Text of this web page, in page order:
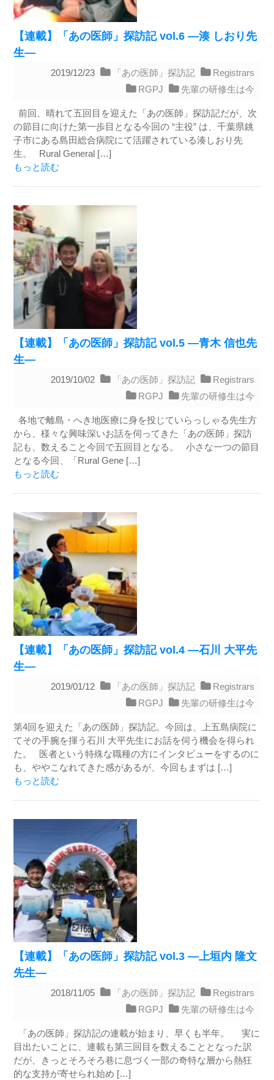
【連載】「あの医師」探訪記 vol.6 ―湊 しおり先
生―
2019/12/23 「あの医師」探訪記
Registrars
RGPJ
先輩の研修生は今
前回、晴れて五回目を迎えた「あの医師」探訪記だが、次
の節目に向けた第一歩目となる今回の “主役” は、千葉県銚
子市にある島田総合病院にて活躍されている湊しおり先
生。 Rural General […]
もっと読む
【連載】「あの医師」探訪記 vol.5 ―青木 信也先
生―
2019/10/02 「あの医師」探訪記
Registrars
RGPJ
先輩の研修生は今
各地で離島・へき地医療に身を投じていらっしゃる先生方
から、様々な興味深いお話を伺ってきた「あの医師」探訪
記も、数えること今回で五回目となる。 小さな一つの節目
となる今回、「Rural Gene […]
もっと読む
【連載】「あの医師」探訪記 vol.4 ―石川 大平先
生―
2019/01/12 「あの医師」探訪記
Registrars
RGPJ
先輩の研修生は今
第4回を迎えた「あの医師」探訪記。今回は、上五島病院に
てその手腕を揮う石川 大平先生にお話を伺う機会を得られ
た。 医者という特殊な職種の方にインタビューをするのに
も、ややこなれてきた感があるが、今回もまずは […]
もっと読む
【連載】「あの医師」探訪記 vol.3 ―上垣内 隆文
先生―
2018/11/05 「あの医師」探訪記
Registrars
RGPJ
先輩の研修生は今
「あの医師」探訪記の連載が始まり、早くも半年。 実に
目出たいことに、連載も第三回目を数えることとなった訳
だが、きっとそろそろ巷に息づく一部の奇特な層から熱狂
的な支持が寄せられ始め […]